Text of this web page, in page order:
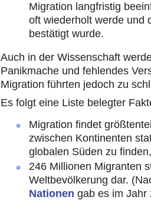
Migration langfristig
oft wiederholt werde und
bestätigt wurde.
Auch in der Wissenschaft
Panikmache und fehlendes
Migration führten jedoch zu
Es folgt eine Liste belegter
Migration findet
zwischen Kontinenten
globalen Süden zu
246 Millionen Migranten
Weltbevölkerung dar.
Nationen gab es im Jahr